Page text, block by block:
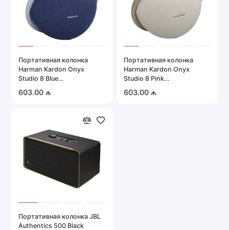
Портативная колонка
Harman Kardon Onyx
Studio 8 Blue
603.00 ₼
Портативная колонка
Harman Kardon Onyx
Studio 8 Pink
603.00 ₼
Портативная колонка JBL
Authentics 500 Black